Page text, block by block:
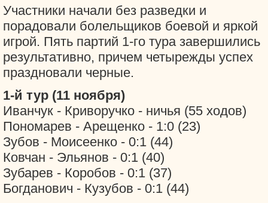
Участники начали без разведки и
порадовали болельщиков боевой и яркой
игрой. Пять партий 1-го тура завершились
результативно, причем четырежды успех
праздновали черные.
1-й тур (11 ноября)
Иванчук - Криворучко - ничья (55 ходов)
Пономарев - Арещенко - 1:0 (23)
Зубов - Моисеенко - 0:1 (44)
Ковчан - Эльянов - 0:1 (40)
Зубарев - Коробов - 0:1 (37)
Богданович - Кузубов - 0:1 (44)